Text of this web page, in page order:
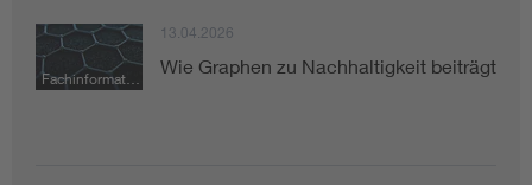
Health
Mobility
Fachinformation
13.04.2026
Wie Graphen zu Nachhaltigkeit beiträgt